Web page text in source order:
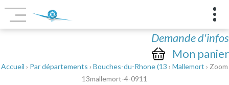
Demande d'infos
Mon panier
Accueil › Par départements › Bouches-du-Rhone (13 › Mallemort › Zoom
13mallemort-4-0911